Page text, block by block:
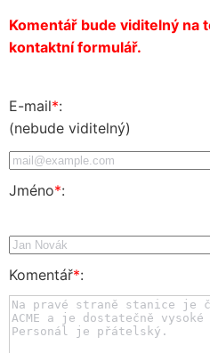
Komentář bude viditelný na
kontaktní formulář.
E-mail*:
(nebude viditelný)
Jméno*:
Komentář*: